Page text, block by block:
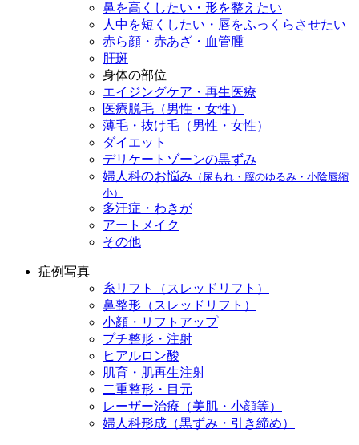
鼻を高くしたい・形を整えたい
人中を短くしたい・唇をふっくらさせたい
赤ら顔・赤あざ・血管腫
肝斑
身体の部位
エイジングケア・再生医療
医療脱毛（男性・女性）
薄毛・抜け毛（男性・女性）
ダイエット
デリケートゾーンの黒ずみ
婦人科のお悩み （尿もれ・膣のゆるみ・小陰唇縮
小）
多汗症・わきが
アートメイク
その他
症例写真
糸リフト（スレッドリフト）
鼻整形（スレッドリフト）
小顔・リフトアップ
プチ整形・注射
ヒアルロン酸
肌育・肌再生注射
二重整形・目元
レーザー治療（美肌・小顔等）
婦人科形成（黒ずみ・引き締め）